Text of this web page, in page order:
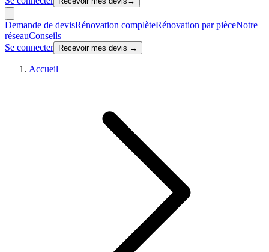
Demande de devisRénovation complèteRénovation par pièceNotre
réseauConseils
Se connecter
Recevoir mes devis →
Accueil